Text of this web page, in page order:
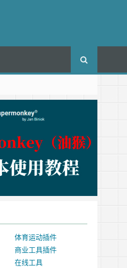
体育运动插件
商业工具插件
在线工具